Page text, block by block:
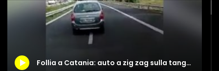
Follia a Catania: auto a zig zag sulla tangenziale